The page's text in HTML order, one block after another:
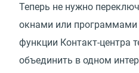
Теперь не нужно
окнами или
функции Контакт-центра
объединить в одном